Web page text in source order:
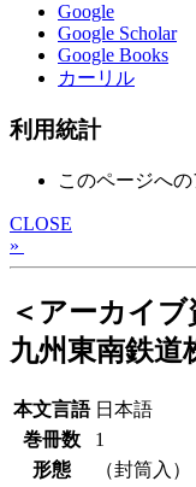
Google
Google Scholar
Google Books
カーリル
利用統計
このページへ
CLOSE
»
＜アーカイブ
九州東南鉄道
本文言語 日本語
巻冊数
1
形態
（封筒入）